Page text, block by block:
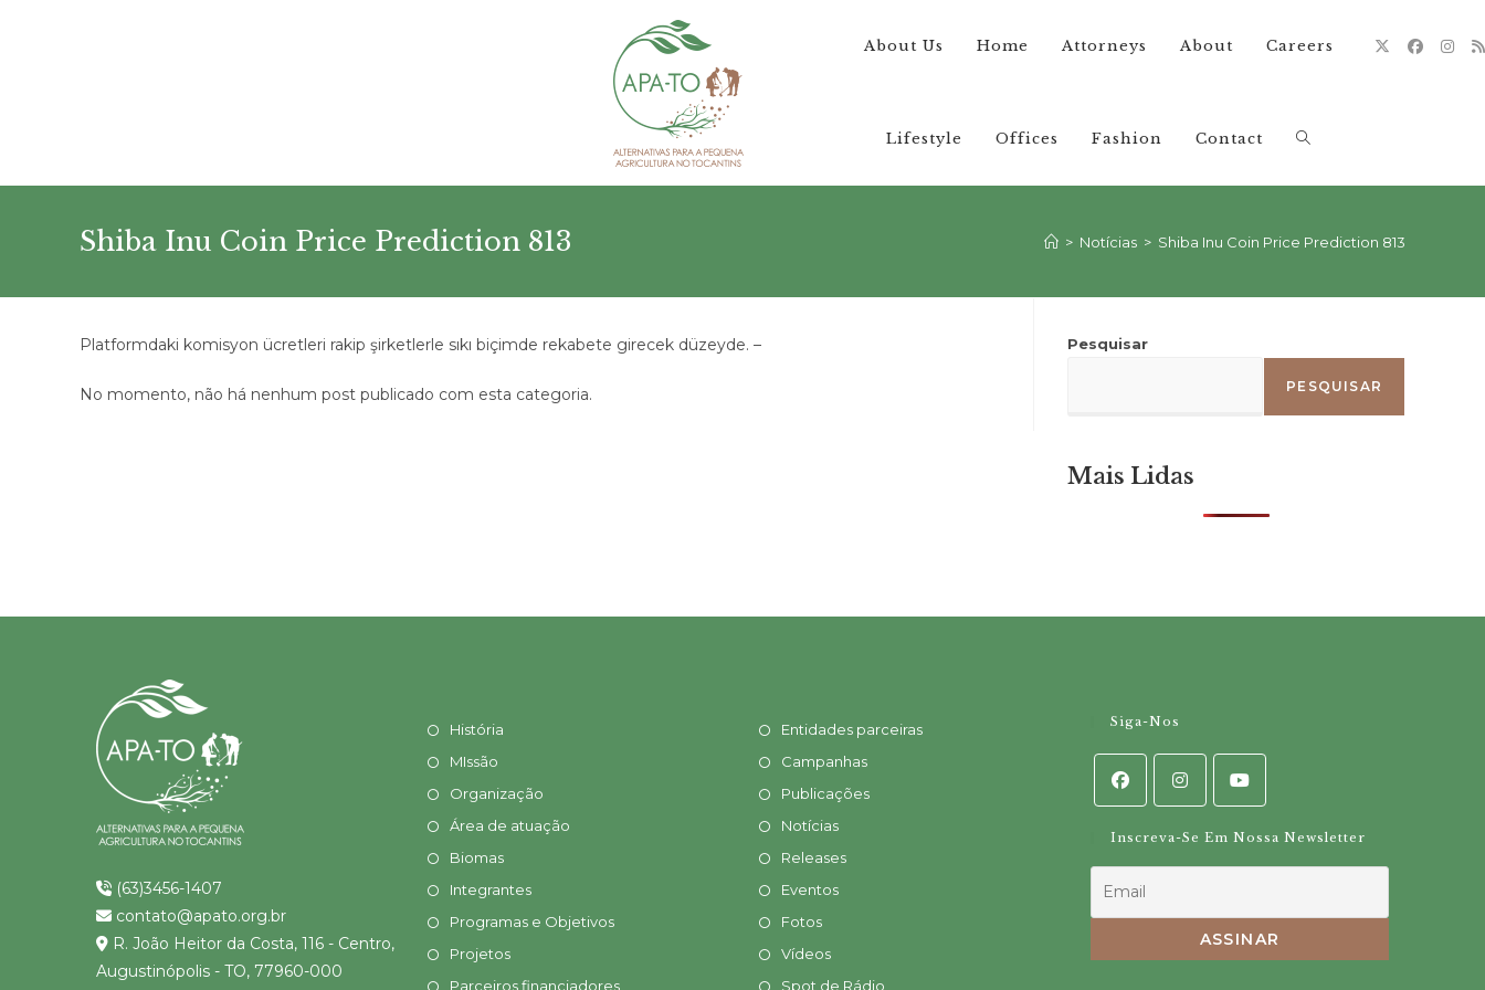
About Us Home Attorneys About Careers
Lifestyle Offices Fashion Contact Alternar
pesquisa
site
Shiba Inu Coin Price Prediction 813 > Notícias > Shiba Inu Coin Price Prediction 813
Platformdaki komisyon ücretleri rakip şirketlerle sıkı biçimde rekabete girecek düzeyde. –
No momento, não há nenhum post publicado com esta categoria.
Pesquisar
PESQUISAR
Mais Lidas
(63)3456-1407
contato@apato.org.br
R. João Heitor da Costa, 116 - Centro,
Augustinópolis - TO, 77960-000
História
MIssão
Organização
Área de atuação
Biomas
Integrantes
Programas e Objetivos
Projetos
Parceiros financiadores
Entidades parceiras
Campanhas
Publicações
Notícias
Releases
Eventos
Fotos
Vídeos
Spot de Rádio
Siga-Nos
Inscreva-Se Em Nossa Newsletter